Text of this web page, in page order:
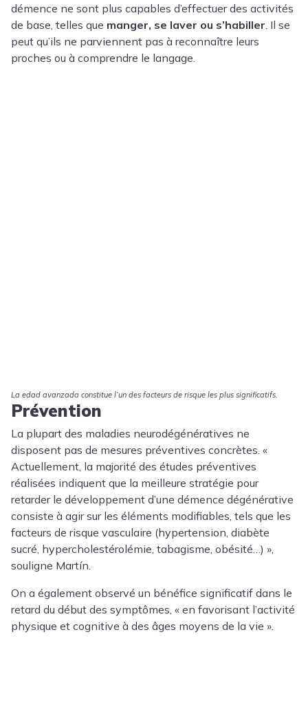
démence ne sont plus capables d’effectuer des activités
de base, telles que manger, se laver ou s’habiller . Il se
peut qu’ils ne parviennent pas à reconnaître leurs
proches ou à comprendre le langage.
La edad avanzada constitue l’un des facteurs de risque les plus significatifs.
Prévention
La plupart des maladies neurodégénératives ne
disposent pas de mesures préventives concrètes. «
Actuellement, la majorité des études préventives
réalisées indiquent que la meilleure stratégie pour
retarder le développement d’une démence dégénérative
consiste à agir sur les éléments modifiables, tels que les
facteurs de risque vasculaire (hypertension, diabète
sucré, hypercholestérolémie, tabagisme, obésité…) »,
souligne Martín.
On a également observé un bénéfice significatif dans le
retard du début des symptômes, « en favorisant l’activité
physique et cognitive à des âges moyens de la vie ».